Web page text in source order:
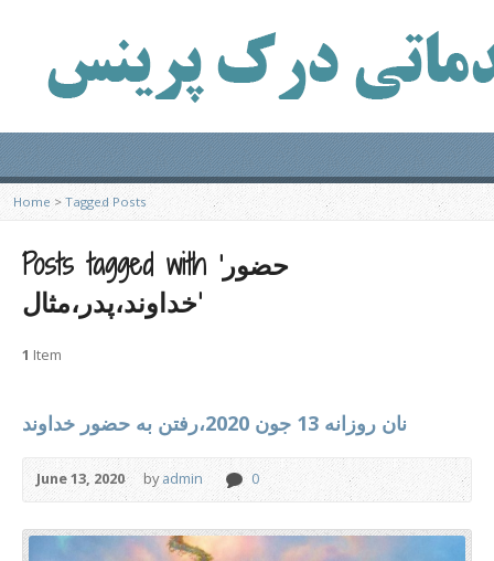
Home > Tagged Posts
Posts tagged with ‘حضور
خداوند،پدر،مثال’
1 Item
نان روزانه 13 جون 2020،رفتن به حضور خداوند
June 13, 2020 byadmin 0